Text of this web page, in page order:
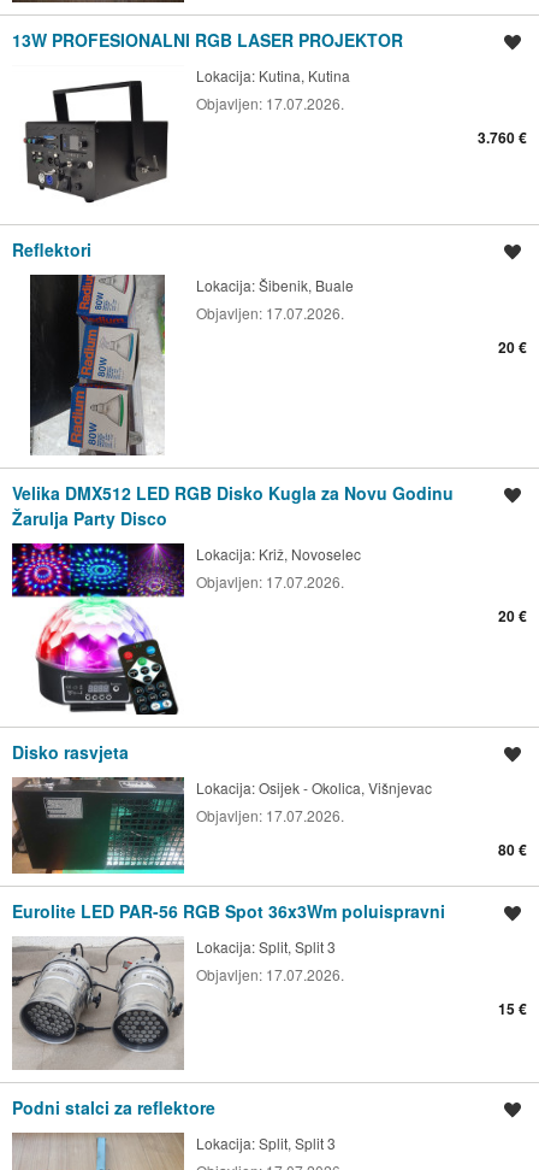
13W PROFESIONALNI RGB LASER PROJEKTOR
Lokacija: Kutina, Kutina
Objavljen: 17.07.2026.
3.760 €
Reflektori
Lokacija:Šibenik, Buale
Objavljen: 17.07.2026.
20 €
Velika DMX512 LED RGB Disko Kugla za Novu Godinu
Žarulja Party Disco
Lokacija: Križ, Novoselec
Objavljen: 17.07.2026.
20 €
Disko rasvjeta
Lokacija:Osijek - Okolica, Višnjevac
Objavljen: 17.07.2026.
80 €
Eurolite LED PAR-56 RGB Spot 36x3Wm poluispravni
Lokacija:Split, Split 3
Objavljen: 17.07.2026.
15 €
Podni stalci za reflektore
Lokacija:Split, Split 3